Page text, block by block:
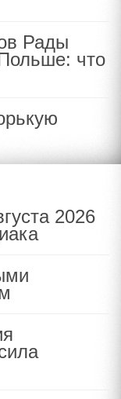
Рады
что
2026